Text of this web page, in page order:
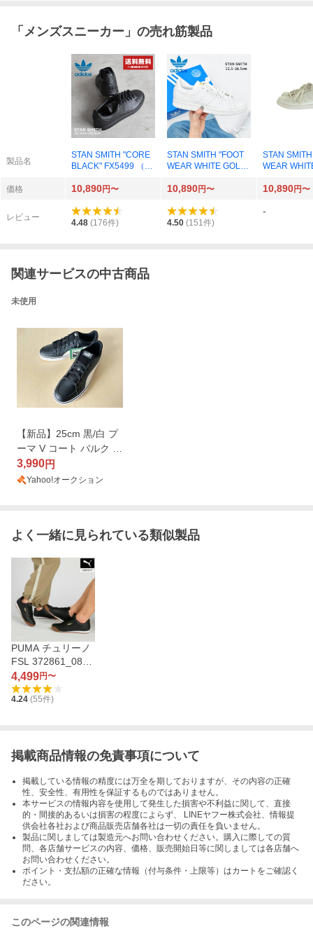
「 メンズスニーカー 」の売れ筋製品
製品名
STAN SMITH "CORE
BLACK" FX5499 （コ
ック/フットウェアホ
STAN SMITH "FOOT
WEAR WHITE GOLD"
ワイト/クラウドホワ
ト）
STAN
WEAR
イト/フット
ク）
価格 10,890円〜 10,890円〜 10,890円〜
レビュー
4.48 (176件) 4.50 (151件)
-
関連サービスの中古商品
未使用
【新品】25cm 黒/白 プ
ーマ V コート バルク E
B PUMA V COURT VUL
C EB BLACK/WHITE U
3,990円
Yahoo!オークション
よく一緒に見られている類似製品
PUMA チュリーノ
FSL 372861_08
（プーマブラック×
プーマブラック×ガ
ム）
4,499円〜
4.24 (55件)
掲載商品情報の免責事項について
掲載している情報の精度には万全を期しておりますが、その内容の正確
性、安全性、有用性を保証するものではありません。
本サービスの情報内容を使用して発生した損害や不利益に関して、直接
的・間接的あるいは損害の程度によらず、 LINEヤフー株式会社、情報提
供会社各社および商品販売店舗各社は一切の責任を負いません。
製品に関しましては製造元へお問い合わせください。購入に際しての質
問、各店舗サービスの内容、価格、販売開始日等に関しましては各店舗へ
お問い合わせください。
ポイント・支払額の正確な情報（付与条件・上限等）はカートをご確認く
ださい。
このページの関連情報